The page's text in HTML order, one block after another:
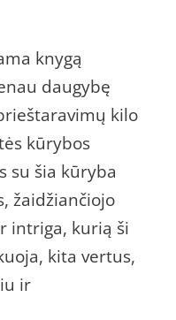
knygą
daugybę
kilo
kūrybos
su šia kūryba
žaidžiančiojo
intriga, kurią ši
kita vertus,
ir